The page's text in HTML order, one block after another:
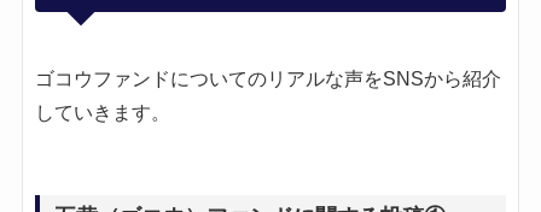
ゴコウファンドについてのリアルな声をSNSから紹介
していきます。